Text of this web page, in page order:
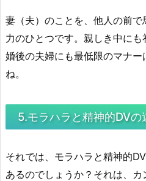
妻（夫）のことを、他人の前
力のひとつです。親しき中に
婚後の夫婦にも最低限のマナ
ね。
5.モラハラと精神的DVの
それでは、モラハラと精神的
あるのでしょうか？それは、